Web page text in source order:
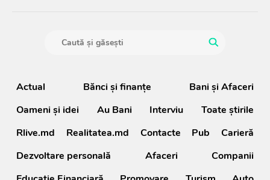
Actual Bănci şi finanţe
Bani și Afaceri
Oameni şi idei
Au Bani Interviu
Toate știrile
Rlive.md
Realitatea.md Contacte Pub
Carieră
Dezvoltare personală
Afaceri
Companii